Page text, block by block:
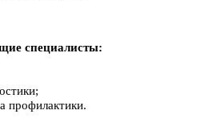
специалисты:
профилактики.